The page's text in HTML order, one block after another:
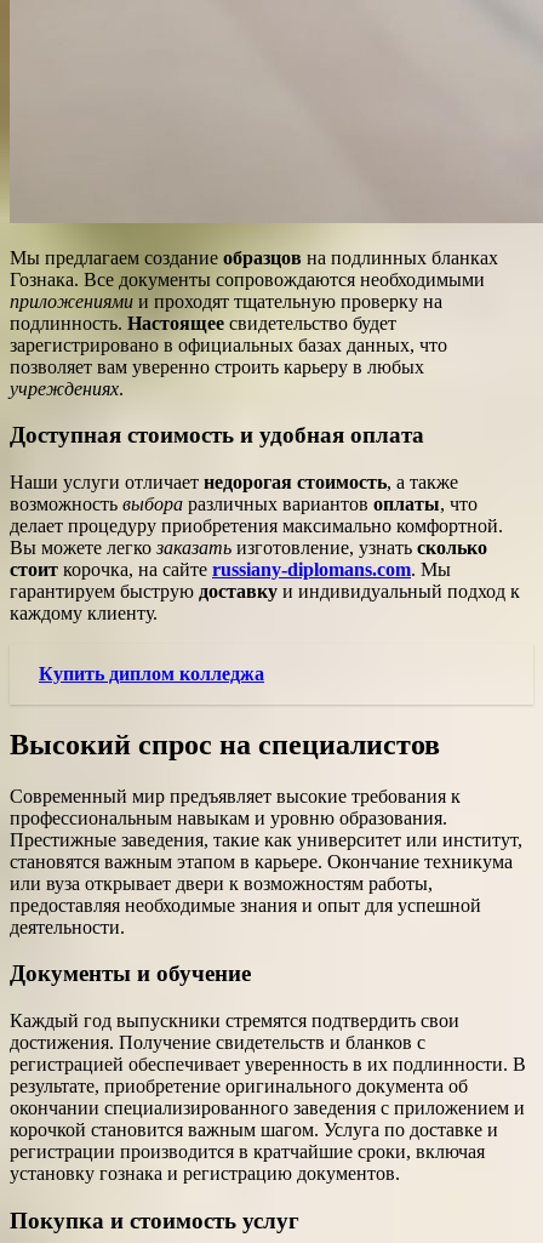
Мы предлагаем создание образцов на подлинных бланках
Гознака. Все документы сопровождаются необходимыми
приложениями и проходят тщательную проверку на
подлинность. Настоящее свидетельство будет
зарегистрировано в официальных базах данных, что
позволяет вам уверенно строить карьеру в любых
учреждениях.
Доступная стоимость и удобная оплата
Наши услуги отличает недорогая стоимость, а также
возможность выбора различных вариантов оплаты, что
делает процедуру приобретения максимально комфортной.
Вы можете легко заказать изготовление, узнать сколько
стоит корочка, на сайте russiany-diplomans.com. Мы
гарантируем быструю доставку и индивидуальный подход к
каждому клиенту.
Купить диплом колледжа
Высокий спрос на специалистов
Современный мир предъявляет высокие требования к
профессиональным навыкам и уровню образования.
Престижные заведения, такие как университет или институт,
становятся важным этапом в карьере. Окончание техникума
или вуза открывает двери к возможностям работы,
предоставляя необходимые знания и опыт для успешной
деятельности.
Документы и обучение
Каждый год выпускники стремятся подтвердить свои
достижения. Получение свидетельств и бланков с
регистрацией обеспечивает уверенность в их подлинности. В
результате, приобретение оригинального документа об
окончании специализированного заведения с приложением и
корочкой становится важным шагом. Услуга по доставке и
регистрации производится в кратчайшие сроки, включая
установку гознака и регистрацию документов.
Покупка и стоимость услуг